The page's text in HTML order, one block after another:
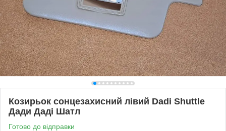
Козирьок сонцезахисний лівий Dadi Shuttle
Дади Даді Шатл
Готово до відправки